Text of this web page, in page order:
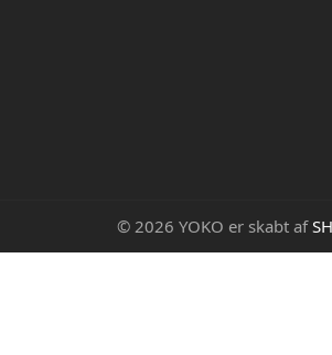
© 2026 YOKO er skabt af